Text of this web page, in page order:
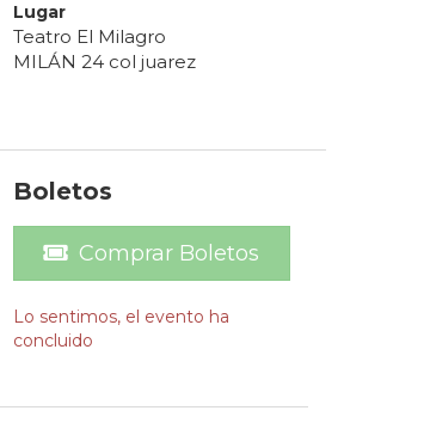
Lugar
Teatro El Milagro
MILÁN 24 col juarez
Boletos
Comprar Boletos
Lo sentimos, el evento ha
concluido